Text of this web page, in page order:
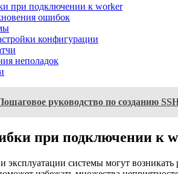
при подключении к worker
ошибок
конфигурации
неполадок
руководство по созданию
при подключении к
эксплуатации системы могут